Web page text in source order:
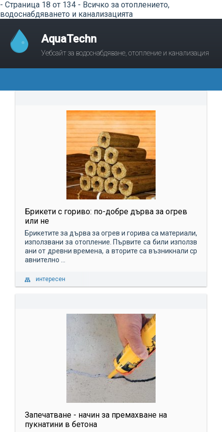
- Страница 18 от 134 - Всичко за отоплението,
водоснабдяването и канализацията
AquaTechn
Уебсайт за водоснабдяване, отопление и канализация
Брикети с гориво: по-добре дърва за огрев
или не
Брикетите за дърва за огрев и горива са материали,
използвани за отопление. Първите са били използв
ани от древни времена, а вторите са възникнали ср
авнително ...
интересен
Запечатване - начин за премахване на
пукнатини в бетона